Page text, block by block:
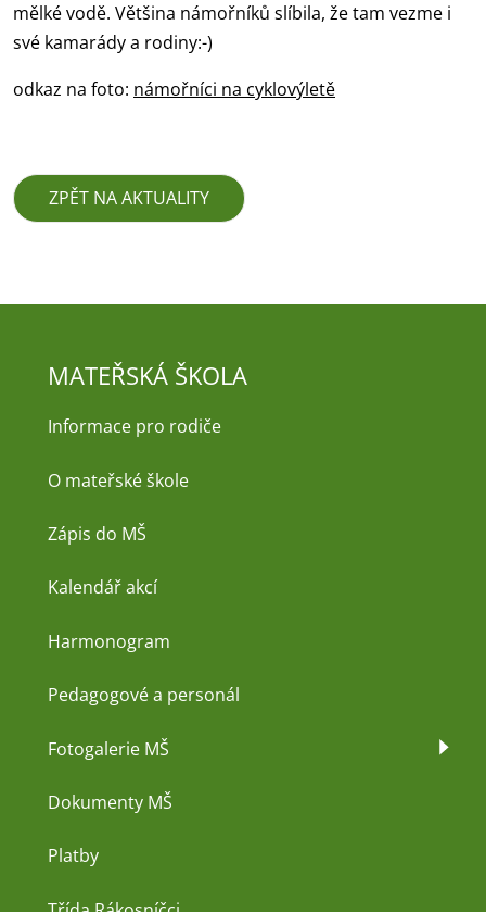
mělké vodě. Většina námořníků slíbila, že tam vezme i
své kamarády a rodiny:-)
odkaz na foto: námořníci na cyklovýletě
ZPĚT NA AKTUALITY
MATEŘSKÁ ŠKOLA
Informace pro rodiče
O mateřské škole
Zápis do MŠ
Kalendář akcí
Harmonogram
Pedagogové a personál
Fotogalerie MŠ
Dokumenty MŠ
Platby